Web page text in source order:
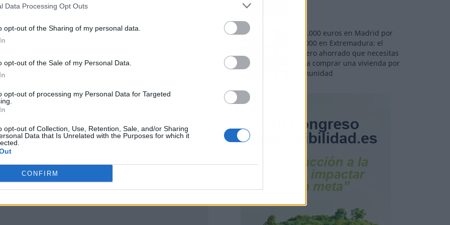
Data Processing Opt Outs
opt-out of the Sharing of my personal data.
opt-out of the Sale of my Personal Data.
opt-out of processing my Personal Data for Targeted
opt-out of Collection, Use, Retention, Sale, and/or Sharing
Data that Is Unrelated with the Purposes for which it
CONFIRM
110.000 euros en Madrid por
31.000 en Extremadura: el
dinero ahorrado que necesitas
para comprar una vivienda por
comunidad